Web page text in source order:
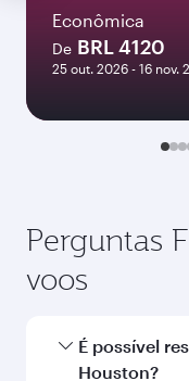
Econômica
De BRL 4120
25 out. 2026 - 16 nov.
Perguntas
voos
É possível
Houston?